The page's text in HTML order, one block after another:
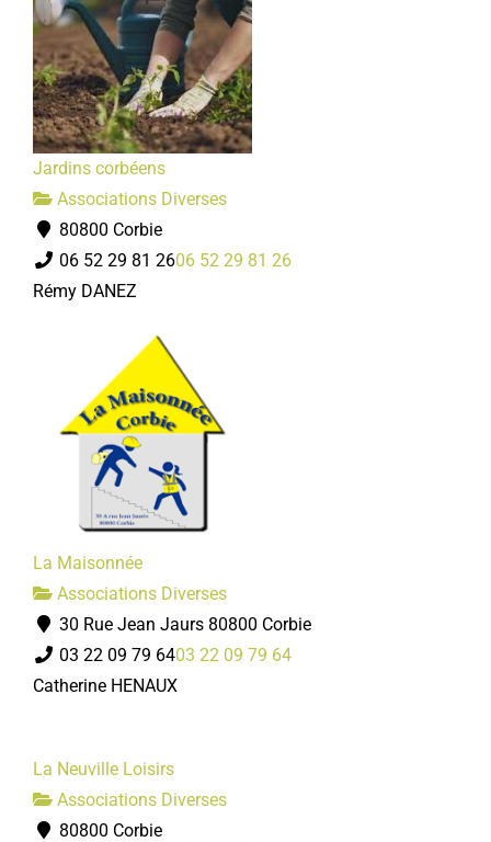
Jardins corbéens
Associations Diverses
80800 Corbie
06 52 29 81 2606 52 29 81 26
Rémy DANEZ
La Maisonnée
Associations Diverses
30 Rue Jean Jaurs 80800 Corbie
03 22 09 79 6403 22 09 79 64
Catherine HENAUX
La Neuville Loisirs
Associations Diverses
80800 Corbie